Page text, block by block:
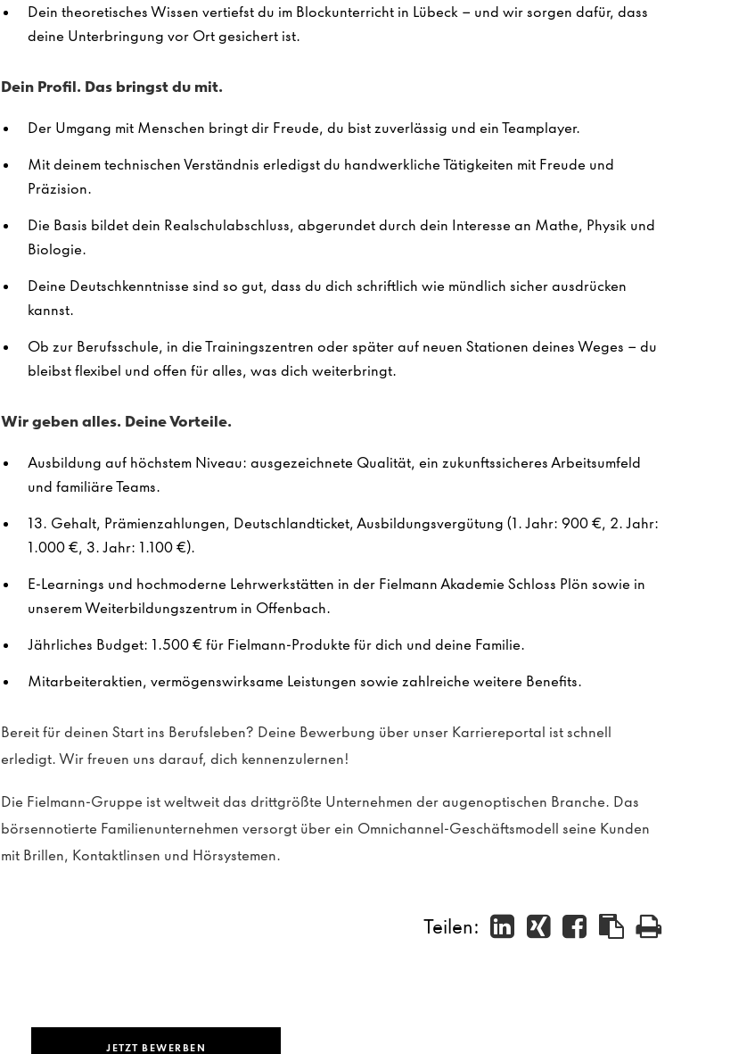
Dein theoretisches Wissen vertiefst du im Blockunterricht in Lübeck – und wir sorgen dafür, dass
deine Unterbringung vor Ort gesichert ist.
Dein Profil. Das bringst du mit.
Der Umgang mit Menschen bringt dir Freude, du bist zuverlässig und ein Teamplayer.
Mit deinem technischen Verständnis erledigst du handwerkliche Tätigkeiten mit Freude und
Präzision.
Die Basis bildet dein Realschulabschluss, abgerundet durch dein Interesse an Mathe, Physik und
Biologie.
Deine Deutschkenntnisse sind so gut, dass du dich schriftlich wie mündlich sicher ausdrücken
kannst.
Ob zur Berufsschule, in die Trainingszentren oder später auf neuen Stationen deines Weges – du
bleibst flexibel und offen für alles, was dich weiterbringt.
Wir geben alles. Deine Vorteile.
Ausbildung auf höchstem Niveau: ausgezeichnete Qualität, ein zukunftssicheres Arbeitsumfeld
und familiäre Teams.
13. Gehalt, Prämienzahlungen, Deutschlandticket, Ausbildungsvergütung (1. Jahr: 900 €, 2. Jahr:
1.000 €, 3. Jahr: 1.100 €).
E-Learnings und hochmoderne Lehrwerkstätten in der Fielmann Akademie Schloss Plön sowie in
unserem Weiterbildungszentrum in Offenbach.
Jährliches Budget: 1.500 € für Fielmann-Produkte für dich und deine Familie.
Mitarbeiteraktien, vermögenswirksame Leistungen sowie zahlreiche weitere Benefits.
Bereit für deinen Start ins Berufsleben? Deine Bewerbung über unser Karriereportal ist schnell
erledigt. Wir freuen uns darauf, dich kennenzulernen!
Die Fielmann-Gruppe ist weltweit das drittgrößte Unternehmen der augenoptischen Branche. Das
börsennotierte Familienunternehmen versorgt über ein Omnichannel-Geschäftsmodell seine Kunden
mit Brillen, Kontaktlinsen und Hörsystemen.
JETZT BEWERBEN
Teilen: